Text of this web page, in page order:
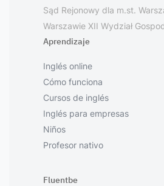
Sąd Rejonowy dla m.st.
Warszawie XII Wydział
Aprendizaje
Inglés online
Cómo funciona
Cursos de inglés
Inglés para empresas
Niños
Profesor nativo
Fluentbe